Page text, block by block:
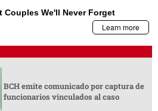
BCH emite comunicado por captura de
funcionarios vinculados al caso